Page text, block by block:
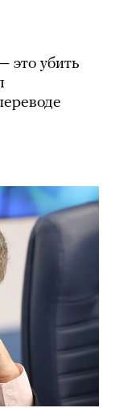
это убить